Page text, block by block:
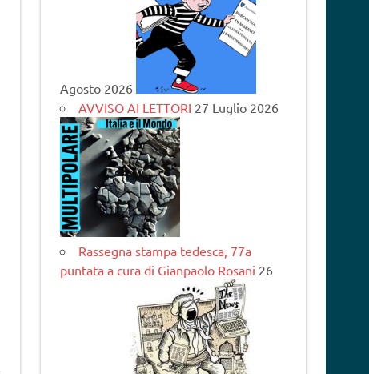
Agosto 2026
AVVISO AI LETTORI 27 Luglio 2026
Rassegna stampa tedesca, 77a
puntata a cura di Gianpaolo Rosani 26